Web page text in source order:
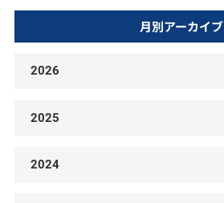
月別アーカイブ
2026
2025
2024